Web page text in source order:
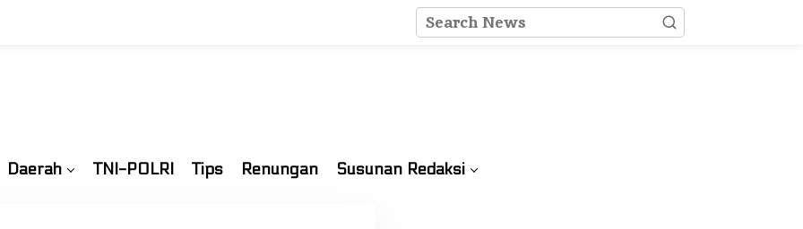
Daerah TNI-POLRI Tips Renungan Susunan Redaksi